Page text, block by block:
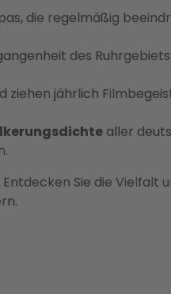
die regelmäßig
des
ziehen jährlich
aller
Sie die Vielfalt